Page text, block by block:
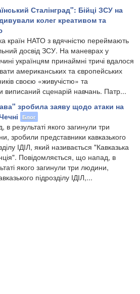
Сталінград": Бійці ЗСУ на
колег креативом та
країн НАТО з вдячністю переймають
досвід ЗСУ. На маневрах у
українцям принаймні тричі вдалося
американських та європейських
своєю «живучістю» та
виписаний сценарій навчань. Патр...
зробила заяву щодо атаки на
Блог
в результаті якого загинули три
зробили представники кавказького
ІДІЛ, який називається "Кавказька
Повідомляється, що напад, в
якого загинули три людини,
підрозділу ІДІЛ,...